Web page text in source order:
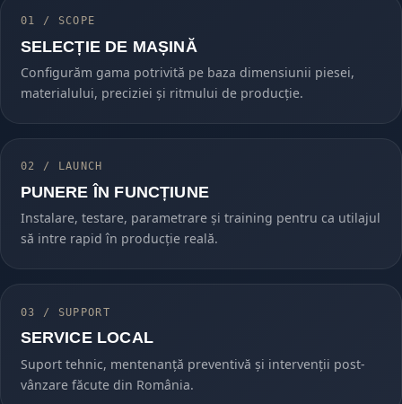
01 / SCOPE
SELECȚIE DE MAȘINĂ
Configurăm gama potrivită pe baza dimensiunii piesei,
materialului, preciziei și ritmului de producție.
02 / LAUNCH
PUNERE ÎN FUNCȚIUNE
Instalare, testare, parametrare și training pentru ca utilajul
să intre rapid în producție reală.
03 / SUPPORT
SERVICE LOCAL
Suport tehnic, mentenanță preventivă și intervenții post-
vânzare făcute din România.